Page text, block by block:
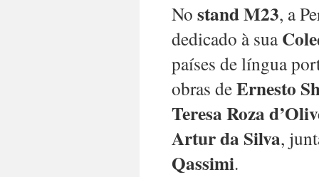
No stand M23, a
dedicado à sua
países de língua
obras deErnesto
Teresa Roza
Artur da Silva,
Qassimi.